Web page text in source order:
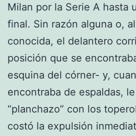
Milan por la Serie A hasta
final. Sin razón alguna o,
conocida, el delantero
posición que se
esquina del córner- y,
encontraba de espaldas,
“planchazo” con los
costó la expulsión